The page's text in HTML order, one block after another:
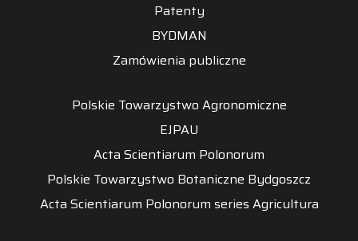
Patenty
BYDMAN
Zamówienia publiczne
Polskie Towarzystwo Agronomiczne
EJPAU
Acta Scientiarum Polonorum
Polskie Towarzystwo Botaniczne Bydgoszcz
Acta Scientiarum Polonorum series Agricultura